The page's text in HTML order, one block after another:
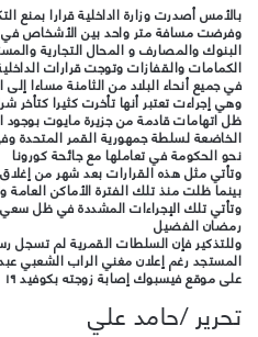
بالأمس أصدرت وزارة ااداخلية قرارا
وفرضت مسافة متر واحد بين الأشخاص في
البنوك والمصارف و المحال التجارية
الكمامات والقفازات وتوجت قرارات
في جميع أنحاء البلاد من الثامنة مساءا
ظل اتهامات قادمة من جزيرة مايوت بوجود
الخاضعة لسلطة جمهورية القمر المتحدة
نحو الحكومة في تعاملها مع جائحة كورونا
وتأتي مثل هذه القرارات بعد شهر من
بينما ظلت منذ تلك الفترة الأماكن
وتأتي تلك الإجراءات المشددة في ظل
رمضان الفضيل
وللتذكير فإن السلطات القمرية لم تسجل
المستجد رغم إعلان مغني الراب الشعبي
على موقع فيسبوك إصابة زوجته بكوفيد ١٩
تحرير /حامد علي